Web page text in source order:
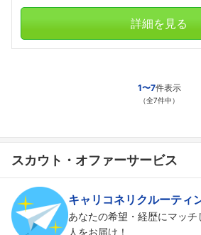
詳細を見る
1〜7件表示
（全7件中）
スカウト・オファーサービス
キャリコネリクルーティ
あなたの希望・経歴にマッ
人をお届け！